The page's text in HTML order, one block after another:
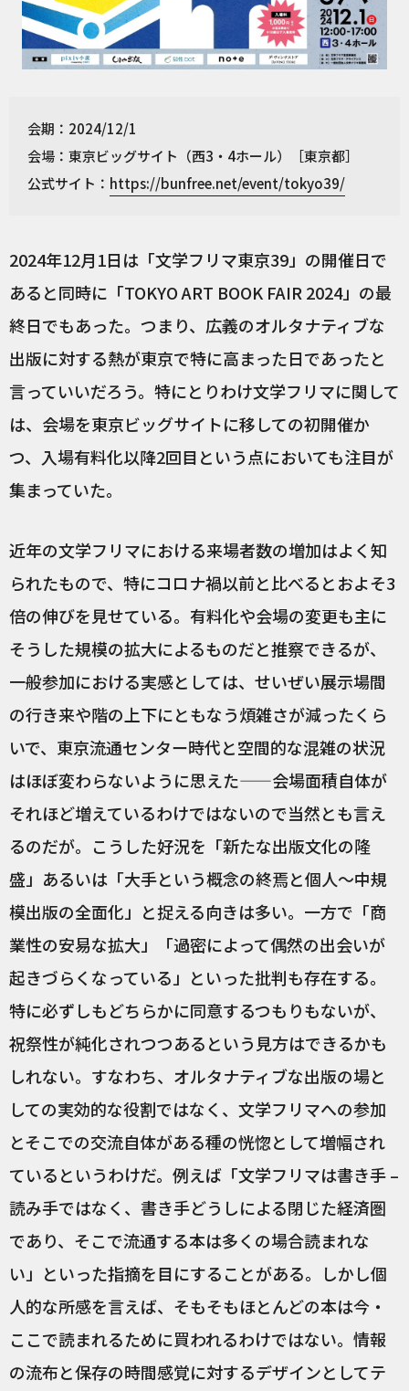
会期：2024/12/1
会場：東京ビッグサイト（西3・4ホール）［東京都］
公式サイト： https://bunfree.net/event/tokyo39/
2024年12月1日は「文学フリマ東京39」の開催日で
あると同時に「TOKYO ART BOOK FAIR 2024」の最
終日でもあった。つまり、広義のオルタナティブな
出版に対する熱が東京で特に高まった日であったと
言っていいだろう。特にとりわけ文学フリマに関して
は、会場を東京ビッグサイトに移しての初開催か
つ、入場有料化以降2回目という点においても注目が
集まっていた。
近年の文学フリマにおける来場者数の増加はよく知
られたもので、特にコロナ禍以前と比べるとおよそ3
倍の伸びを見せている。有料化や会場の変更も主に
そうした規模の拡大によるものだと推察できるが、
一般参加における実感としては、せいぜい展示場間
の行き来や階の上下にともなう煩雑さが減ったくら
いで、東京流通センター時代と空間的な混雑の状況
はほぼ変わらないように思えた——会場面積自体が
それほど増えているわけではないので当然とも言え
るのだが。こうした好況を「新たな出版文化の隆
盛」あるいは「大手という概念の終焉と個人〜中規
模出版の全面化」と捉える向きは多い。一方で「商
業性の安易な拡大」「過密によって偶然の出会いが
起きづらくなっている」といった批判も存在する。
特に必ずしもどちらかに同意するつもりもないが、
祝祭性が純化されつつあるという見方はできるかも
しれない。すなわち、オルタナティブな出版の場と
しての実効的な役割ではなく、文学フリマへの参加
とそこでの交流自体がある種の恍惚として増幅され
ているというわけだ。例えば「文学フリマは書き手 –
読み手ではなく、書き手どうしによる閉じた経済圏
であり、そこで流通する本は多くの場合読まれな
い」といった指摘を目にすることがある。しかし個
人的な所感を言えば、そもそもほとんどの本は今・
ここで読まれるために買われるわけではない。情報
の流布と保存の時間感覚に対するデザインとしてテ